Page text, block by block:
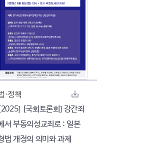
·정책
[2025] [국회토론회] 강간죄
서 부동의성교죄로 : 일본
법 개정의 의미와 과제